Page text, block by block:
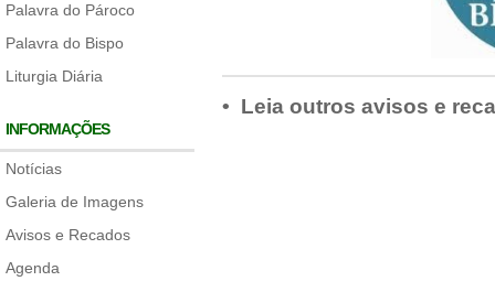
Palavra do Pároco
Palavra do Bispo
Liturgia Diária
INFORMAÇÕES
Notícias
Galeria de Imagens
Avisos e Recados
Agenda
• Leia outros avisos e